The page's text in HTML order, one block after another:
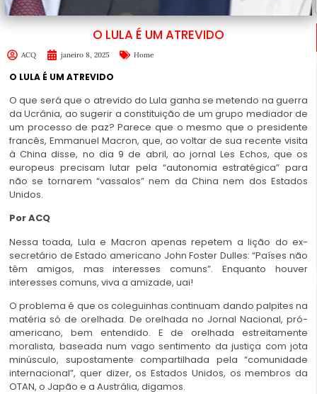
O LULA É UM ATREVIDO
ACQ janeiro 8, 2025 Home
O LULA É UM ATREVIDO
O que será que o atrevido do Lula ganha se metendo na guerra
da Ucrânia, ao sugerir a constituição de um grupo mediador de
um processo de paz? Parece que o mesmo que o presidente
francês, Emmanuel Macron, que, ao voltar de sua recente visita
à China disse, no dia 9 de abril, ao jornal Les Echos, que os
europeus precisam lutar pela “autonomia estratégica” para
não se tornarem “vassalos” nem da China nem dos Estados
Unidos.
Por ACQ
Nessa toada, Lula e Macron apenas repetem a lição do ex-
secretário de Estado americano John Foster Dulles: “Países não
têm amigos, mas interesses comuns”. Enquanto houver
interesses comuns, viva a amizade, uai!
O problema é que os coleguinhas continuam dando palpites na
matéria só de orelhada. De orelhada no Jornal Nacional, pró-
americano, bem entendido. E de orelhada estreitamente
moralista, baseada num vago sentimento da justiça com jota
minúsculo, supostamente compartilhada pela “comunidade
internacional”, quer dizer, os Estados Unidos, os membros da
OTAN, o Japão e a Austrália, digamos.